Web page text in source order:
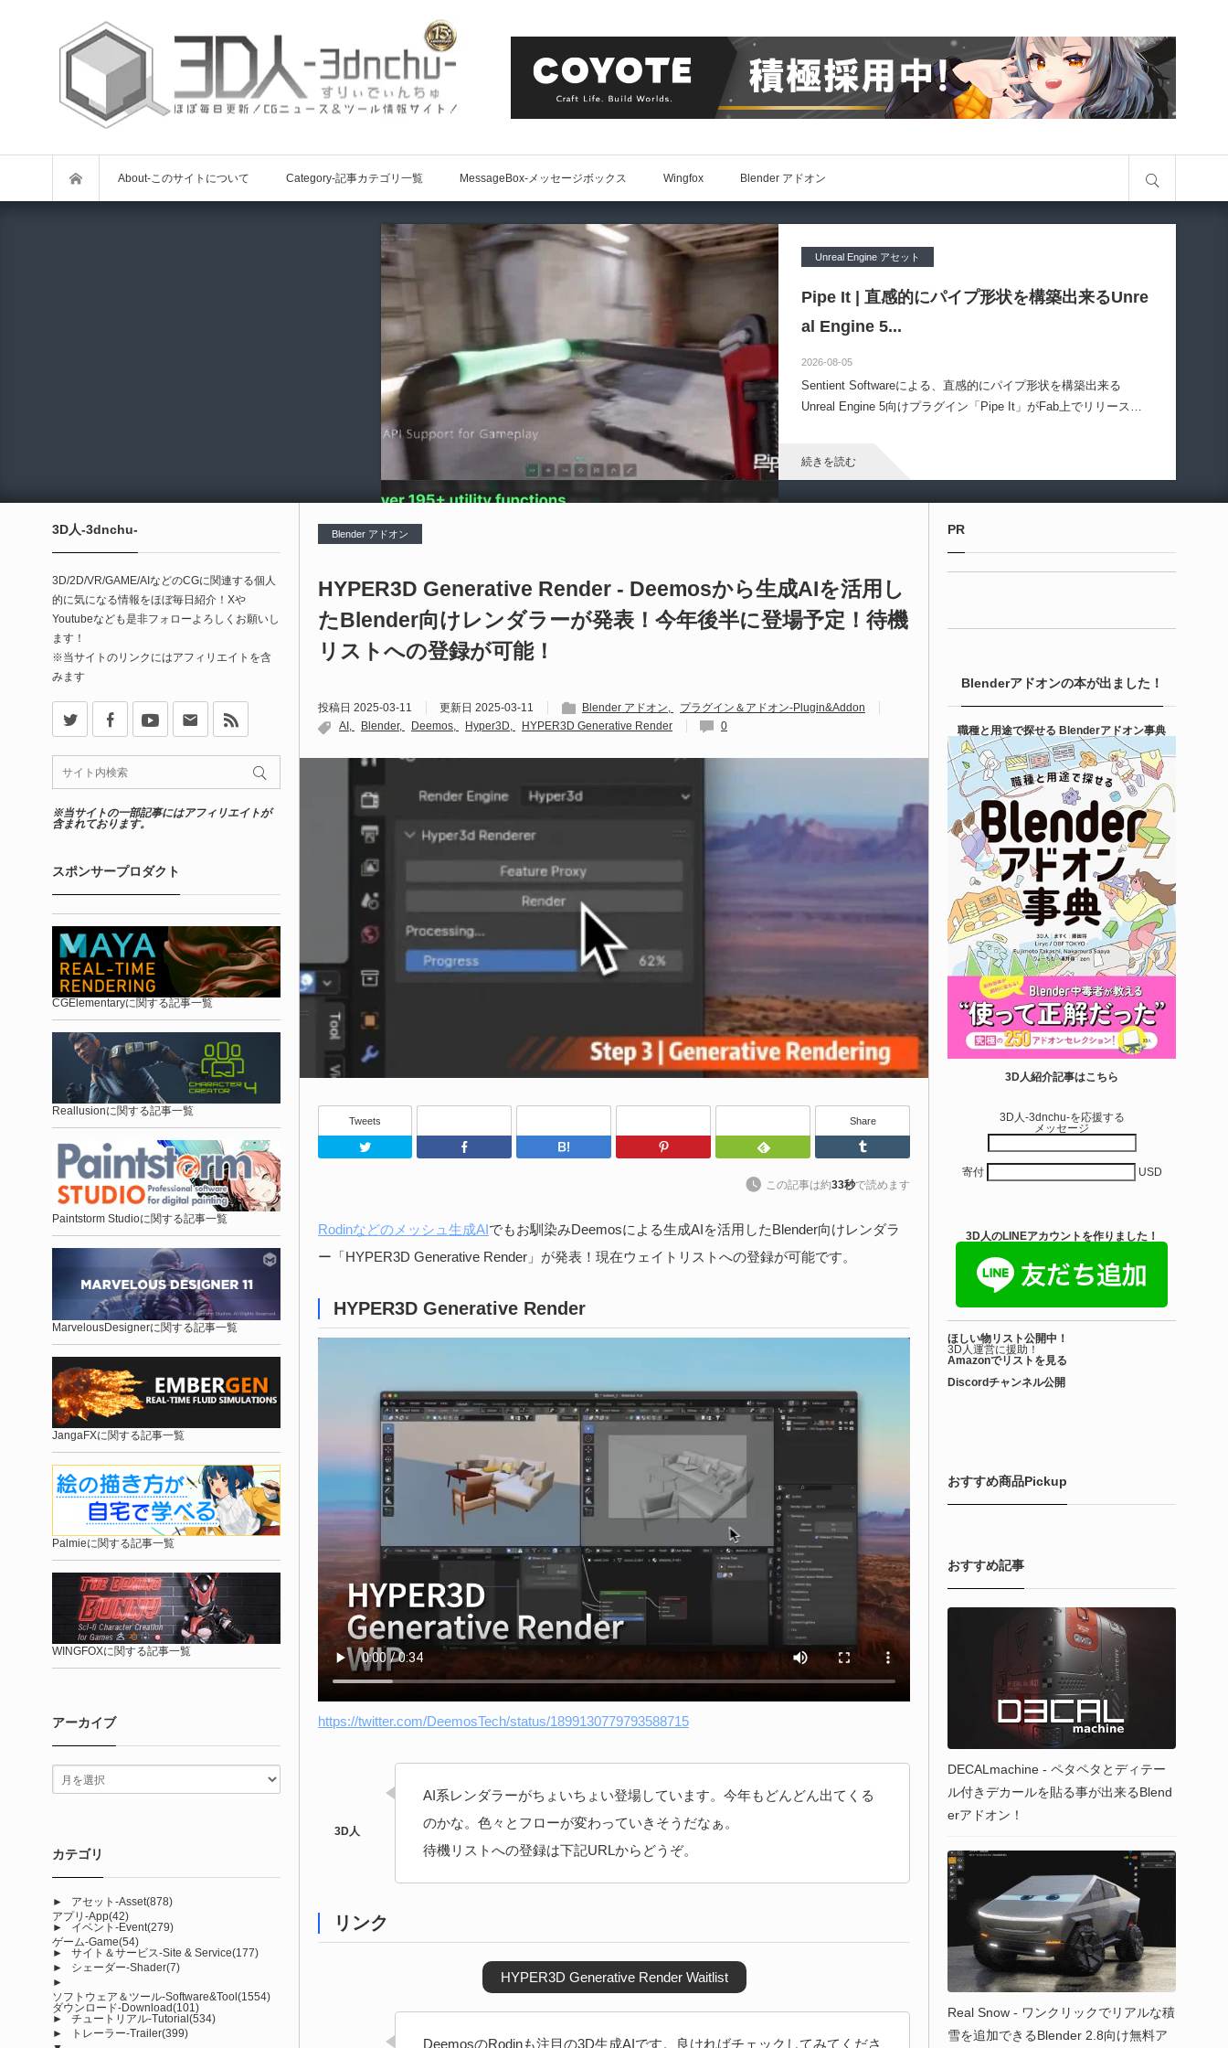
About-このサイトについて Category-記事カテゴリ一覧 MessageBox-メッセージボックス Wingfox Blender アドオン
Unreal Engine アセット
Pipe It | 直感的にパイプ形状を構築出来るUnre
al Engine 5...
2026-08-05
Sentient Softwareによる、直感的にパイプ形状を構築出来る
Unreal Engine 5向けプラグイン「Pipe It」がFab上でリリースさ
続きを読む
Directive Utilities | ブループリントライブラリ
やエディタス...
2026-08-03
スの Unreal Engine プラグインです。FabとGithub上で無料公開さ
れています！
Unityエフェクトレシピブック パーツを組み合
わせて作れる | ktk.kum...
ktk.kumamoto氏によるUnity向けエフェクト教本「Unityエフェク
トレシピブック パーツを組み合わせて作れる」が2026年7月13日
に翔泳社から発売されています！
アセット-Asset
SiroinoSotai | 完全無料＆CC0 で商用利用OK
アバターモデラーの しろいの氏（@SiroinoWorks）が以前から進
捗共有を行っていた素体モデル「SironoSotai」をリリースしまし
続きを読む
Bioform | 現役臨床医の3DCGアーティストが
実際の解剖学に基づいて構築...
医師で3DアーティストのLimitless Creative（Hamza Meo氏）によ
る、生物学的Blenderマテリアルアセット「Bioform - Procedural
続きを読む
Blender アドオン
HYPER3D Generative Render - Deemosから生成AIを活用し
たBlender向けレンダラーが発表！今年後半に登場予定！待機
リストへの登録が可能！
投稿日 2025-03-11 更新日 2025-03-11 Blender アドオン
プラグイン＆アドオン-Plugin&Addon
AI
Blender Deemos Hyper3D HYPER3D Generative Render 0
Tweets
Twitter Facebook はてなブックマークPinterest Feedly
Share
Tumblr
この記事は約33秒で読めます
Rodinなどのメッシュ生成AIでもお馴染みDeemosによる生成AIを活用したBlender向けレンダラ
ー「HYPER3D Generative Render」が発表！現在ウェイトリストへの登録が可能です。
HYPER3D Generative Render
https://twitter.com/DeemosTech/status/1899130779793588715
AI系レンダラーがちょいちょい登場しています。今年もどんどん出てくる
のかな。色々とフローが変わっていきそうだなぁ。
待機リストへの登録は下記URLからどうぞ。
リンク
HYPER3D Generative Render Waitlist
DeemosのRodinも注目の3D生成AIです。良ければチェックしてみてくださ
3D人-3dnchu-
3D/2D/VR/GAME/AIなどのCGに関連する個人
的に気になる情報をほぼ毎日紹介！Xや
Youtubeなども是非フォローよろしくお願いし
ます！
※当サイトのリンクにはアフィリエイトを含
みます
※当サイトの一部記事にはアフィリエイトが
含まれております。
スポンサープロダクト
CGElementaryに関する記事一覧
Reallusionに関する記事一覧
Paintstorm Studioに関する記事一覧
MarvelousDesignerに関する記事一覧
JangaFXに関する記事一覧
Palmieに関する記事一覧
WINGFOXに関する記事一覧
アーカイブ
カテゴリ
► アセット-Asset(878)
アプリ-App(42)
►
イベント-Event(279)
ゲーム-Game(54)
►
サイト＆サービス-Site & Service(177)
►
シェーダー-Shader(7)
►
ソフトウェア＆ツール-Software&Tool(1554)
ダウンロード-Download(101)
►
チュートリアル-Tutorial(534)
►
トレーラー-Trailer(399)
PR
Blenderアドオンの本が出ました！
職種と用途で探せる Blenderアドオン事典
3D人紹介記事はこちら
3D人-3dnchu-を応援する
メッセージ
寄付 USD
3D人のLINEアカウントを作りました！
ほしい物リスト公開中！
3D人運営に援助！
Amazonでリストを見る
Discordチャンネル公開
おすすめ商品Pickup
おすすめ記事
DECALmachine - ペタペタとディテー
ル付きデカールを貼る事が出来るBlend
erアドオン！
Real Snow - ワンクリックでリアルな積
雪を追加できるBlender 2.8向け無料ア